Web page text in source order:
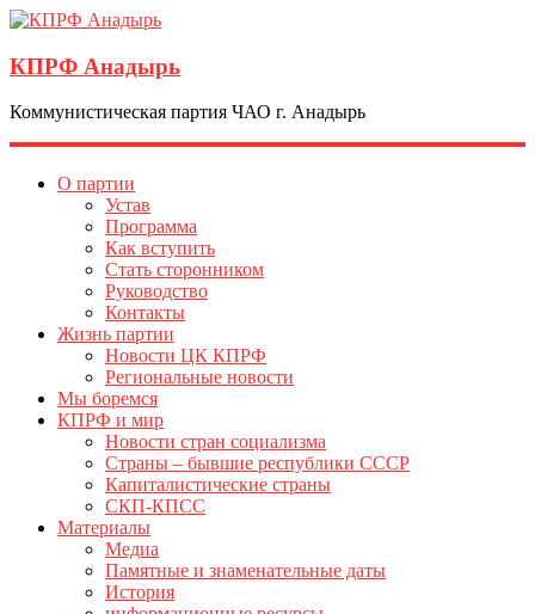
КПРФ Анадырь
Коммунистическая партия ЧАО г. Анадырь
О партии
Устав
Программа
Как вступить
Стать сторонником
Руководство
Контакты
Жизнь партии
Новости ЦК КПРФ
Региональные новости
Мы боремся
КПРФ и мир
Новости стран социализма
Страны – бывшие республики СССР
Капиталистические страны
СКП-КПСС
Материалы
Медиа
Памятные и знаменательные даты
История